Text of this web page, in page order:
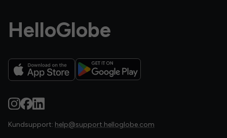
HelloGlobe
Kundsupport: help@support.helloglobe.com